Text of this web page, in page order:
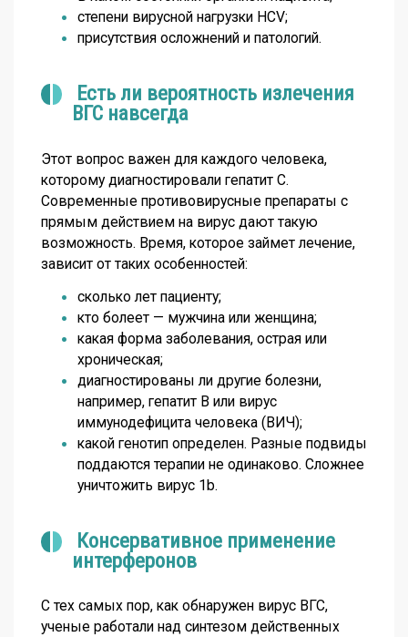
степени вирусной нагрузки HCV;
присутствия осложнений и патологий.
Есть ли вероятность излечения
ВГС навсегда
Этот вопрос важен для каждого человека,
которому диагностировали гепатит С.
Современные противовирусные препараты с
прямым действием на вирус дают такую
возможность. Время, которое займет лечение,
зависит от таких особенностей:
сколько лет пациенту;
кто болеет — мужчина или женщина;
какая форма заболевания, острая или
хроническая;
диагностированы ли другие болезни,
например, гепатит В или вирус
иммунодефицита человека (ВИЧ);
какой генотип определен. Разные подвиды
поддаются терапии не одинаково. Сложнее
уничтожить вирус 1b.
Консервативное применение
интерферонов
С тех самых пор, как обнаружен вирус ВГС,
ученые работали над синтезом действенных